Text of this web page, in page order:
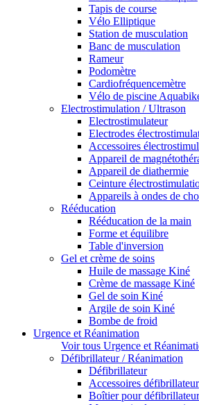
Tapis de course
Vélo Elliptique
Station de musculation
Banc de musculation
Rameur
Podomètre
Cardiofréquencemètre
Vélo de piscine
Electrostimulation / Ultrason
Electrostimulateur
Electrodes
Accessoires
Appareil de
Appareil de diathermie
Ceinture
Appareils à ondes de
Rééducation
Rééducation de la main
Forme et équilibre
Table d'inversion
Gel et crème de soins
Huile de massage Kiné
Crème de massage Kiné
Gel de soin Kiné
Argile de soin Kiné
Bombe de froid
Urgence et Réanimation
Voir tous Urgence et
Défibrillateur / Réanimation
Défibrillateur
Accessoires défibrillateur
Boîtier pour défibrillateur